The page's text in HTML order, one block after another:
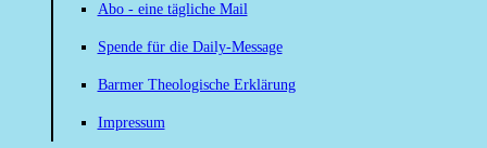
Abo - eine tägliche Mail
Spende für die Daily-Message
Barmer Theologische Erklärung
Impressum